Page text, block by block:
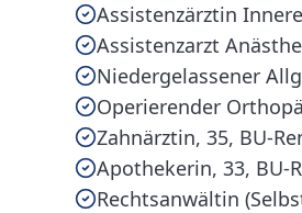
Assistenzärztin
Assistenzarzt
Niedergelassener
Operierender
Zahnärztin, 35, BU-
Apothekerin, 33,
Rechtsanwältin